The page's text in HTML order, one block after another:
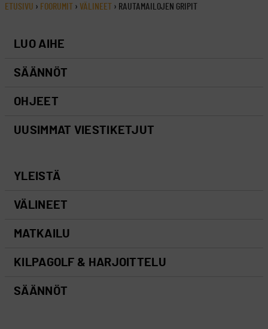
ETUSIVU › FOORUMIT › VÄLINEET › RAUTAMAILOJEN GRIPIT
LUO AIHE
SÄÄNNÖT
OHJEET
UUSIMMAT VIESTIKETJUT
YLEISTÄ
VÄLINEET
MATKAILU
KILPAGOLF & HARJOITTELU
SÄÄNNÖT